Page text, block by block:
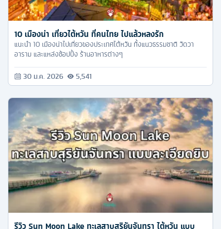
10 เมืองน่า เที่ยวไต้หวัน ที่คนไทย ไปแล้วหลงรัก
แนะนำ 10 เมืองน่าไปเที่ยวของประเทศไต้หวัน ทั้งแนวธรรมชาติ วัดวา
อาราม และแหล่งช้อปปิ้ง ร้านอาหารต่างๆ
30 ม.ค. 2026 5,541
รีวิว Sun Moon Lake ทะเลสาบสุริยันจันทรา ไต้หวัน แบบ